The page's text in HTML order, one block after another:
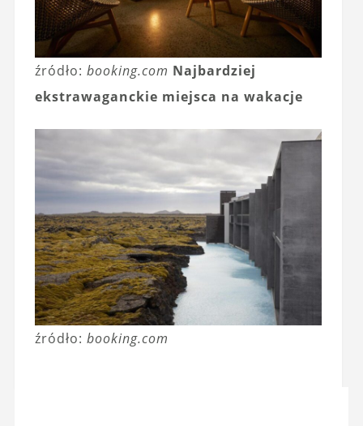
źródło: booking.com Najbardziej
ekstrawaganckie miejsca na wakacje
źródło: booking.com